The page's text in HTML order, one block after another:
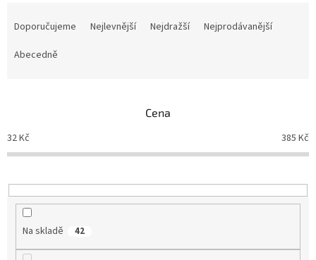
o
d
k
t
Doporučujeme Nejlevnější Nejdražší
Nejprodávanější
Abecedně
Cena
32Kč 385 Kč
Na skladě 42